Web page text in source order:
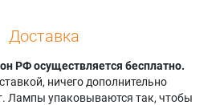
EPX313
S2010
S2015
S2105
Optoma X31
Optoma X313
Доставка
РФ осуществляется бесплатно.
ничего дополнительно
Лампы упаковываются так, чтобы